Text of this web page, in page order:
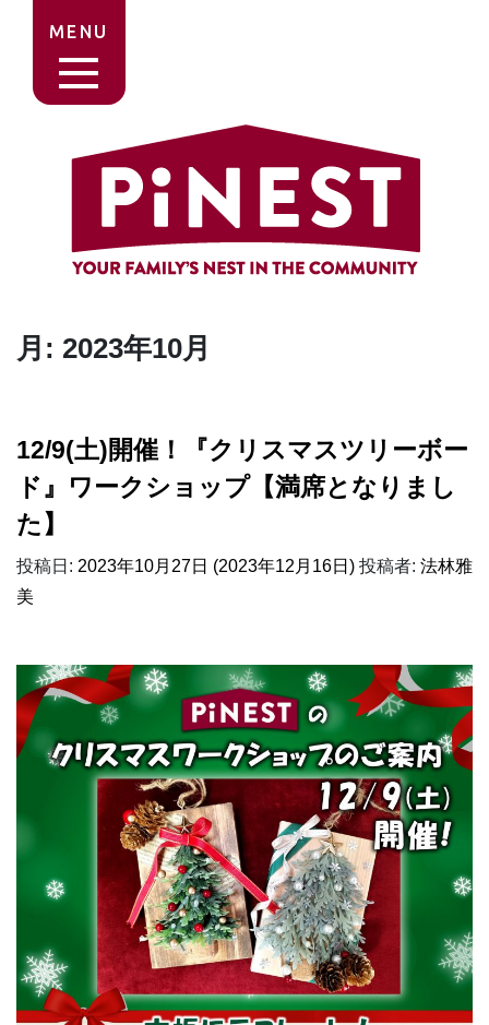
MENU
月: 2023年10月
12/9(土)開催！『クリスマスツリーボー
ド』ワークショップ【満席となりまし
た】
投稿日: 2023年10月27日 (2023年12月16日) 投稿者: 法林雅
美